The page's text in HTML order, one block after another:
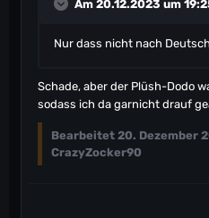
Am 20.12.2023 um
Nur dass nicht nach
Schade, aber der Plüsh-Dodo
sodass ich da garnicht drauf
Bearbeitet 20. Dezember
CrazyZocker90